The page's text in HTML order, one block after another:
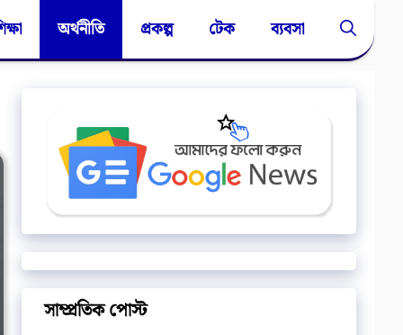
অর্থনীতি প্রকল্প টেক ব্যবসা
সাম্প্রতিক পোস্ট